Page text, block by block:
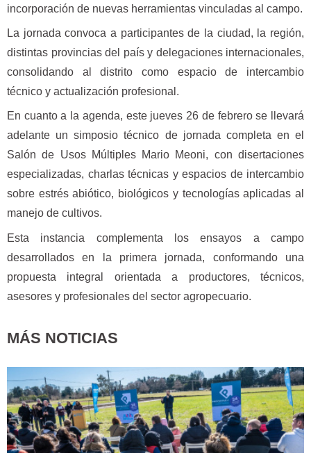
incorporación de nuevas herramientas vinculadas al campo.
La jornada convoca a participantes de la ciudad, la región,
distintas provincias del país y delegaciones internacionales,
consolidando al distrito como espacio de intercambio
técnico y actualización profesional.
En cuanto a la agenda, este jueves 26 de febrero se llevará
adelante un simposio técnico de jornada completa en el
Salón de Usos Múltiples Mario Meoni, con disertaciones
especializadas, charlas técnicas y espacios de intercambio
sobre estrés abiótico, biológicos y tecnologías aplicadas al
manejo de cultivos.
Esta instancia complementa los ensayos a campo
desarrollados en la primera jornada, conformando una
propuesta integral orientada a productores, técnicos,
asesores y profesionales del sector agropecuario.
MÁS NOTICIAS